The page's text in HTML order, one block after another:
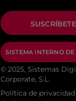
SISTEMA INTERNO
© 2025, Sistemas
Corporate, S.L.
Política de